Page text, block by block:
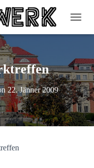
A
G
A
T
I
O
N
U
22. Jänner 2009